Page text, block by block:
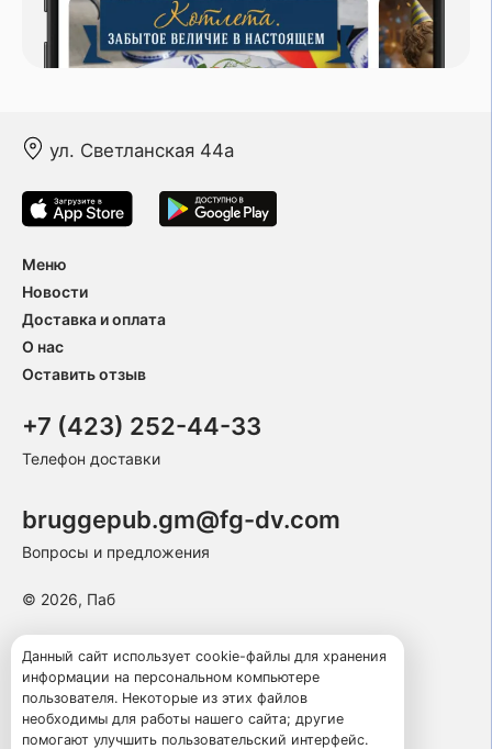
ул. Светланская 44а
Меню
Новости
Доставка и оплата
О нас
Оставить отзыв
+7 (423) 252-44-33
Телефон доставки
bruggepub.gm@fg-dv.com
Вопросы и предложения
© 2026, Паб
Пользовательское соглашение
Политика конфиденциальности
Публичная оферта
Данный сайт использует cookie-файлы для хранения
информации на персональном компьютере
пользователя. Некоторые из этих файлов
необходимы для работы нашего сайта; другие
помогают улучшить пользовательский интерфейс.